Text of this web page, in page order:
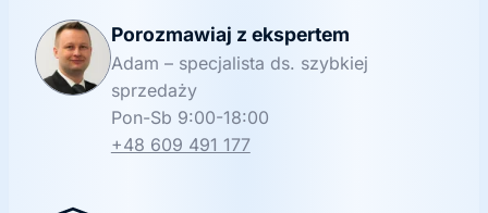
Porozmawiaj z ekspertem
Adam – specjalista ds. szybkiej
sprzedaży
Pon-Sb 9:00-18:00
+48 609 491 177